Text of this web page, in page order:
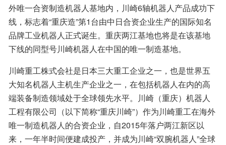
外唯一合资制造机器人基地内，川崎6轴机器人产品成功下
线，标志着“重庆造”第1台由中日合资企业生产的国际知名
品牌工业机器人正式诞生。重庆两江基地也将是在该基地
下线的同型号川崎机器人在中国的唯一制造基地。
川崎重工株式会社是日本三大重工企业之一，也是世界五
大知名机器人主机生产企业之一，在包括机器人在内的高
端装备制造领域处于全球领先水平。川崎（重庆）机器人
工程有限公司（以下简称“重庆川崎”）作为川崎重工在海外
唯一制造机器人的合资企业，自2015年落户两江新区以
来，一年半时间便建成投产，并成为川崎“双腕机器人”全球